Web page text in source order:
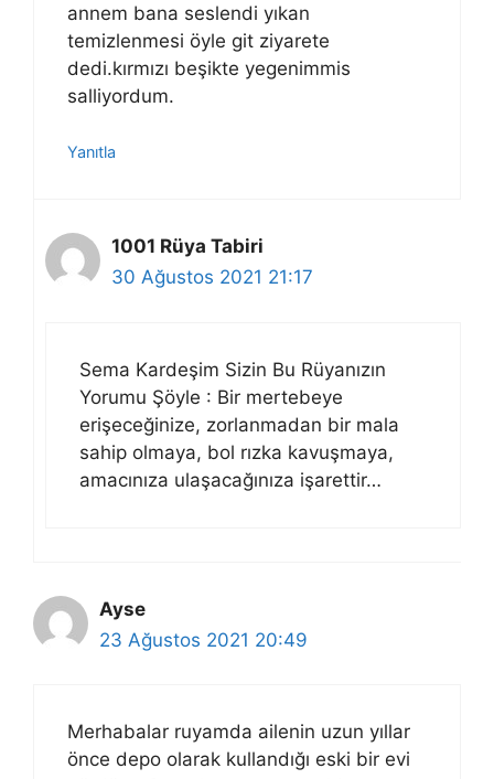
annem bana seslendi yıkan
temizlenmesi öyle git ziyarete
dedi.kırmızı beşikte yegenimmis
salliyordum.
Yanıtla
1001 Rüya Tabiri
30 Ağustos 2021 21:17
Sema Kardeşim Sizin Bu Rüyanızın
Yorumu Şöyle : Bir mertebeye
erişeceğinize, zorlanmadan bir mala
sahip olmaya, bol rızka kavuşmaya,
amacınıza ulaşacağınıza işarettir…
Ayse
23 Ağustos 2021 20:49
Merhabalar ruyamda ailenin uzun yıllar
önce depo olarak kullandığı eski bir evi